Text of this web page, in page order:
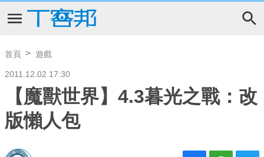
首頁 遊戲
2011.12.02 17:30
【魔獸世界】4.3暮光之戰：改
版懶人包